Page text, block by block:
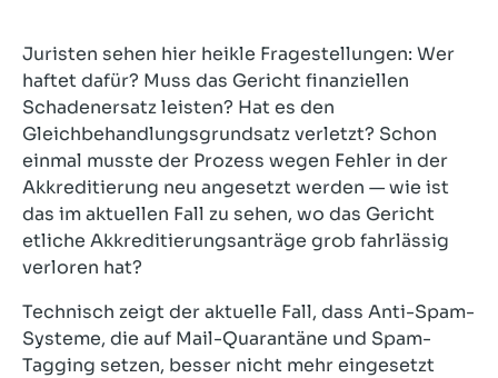
Juristen sehen hier heikle Fragestellungen: Wer
haftet dafür? Muss das Gericht finanziellen
Schadenersatz leisten? Hat es den
Gleichbehandlungsgrundsatz verletzt? Schon
einmal musste der Prozess wegen Fehler in der
Akkreditierung neu angesetzt werden — wie ist
das im aktuellen Fall zu sehen, wo das Gericht
etliche Akkreditierungsanträge grob fahrlässig
verloren hat?
Technisch zeigt der aktuelle Fall, dass Anti-Spam-
Systeme, die auf Mail-Quarantäne und Spam-
Tagging setzen, besser nicht mehr eingesetzt